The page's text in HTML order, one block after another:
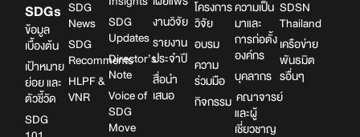
SDGs
ข้อมูล
เบื้องต้น
เป้าหมาย
ย่อย และ
ตัวชี้วัด
SDG
SDG
News
SDG
Recomments
HLPF &
VNR
SDG
Updates
Director’s
Note
Voice of
SDG
Move
งานวิจัย
รายงาน
ประจำปี
สื่อนำ
เสนอ
โครงการ
วิจัย
อบรม
ความ
ร่วมมือ
กิจกรรม
ความเป็น
มาและ
การก่อตั้ง
องค์กร
บุคลากร
คณาจารย์
และผู้
เชี่ยวชาญ
SDSN
Thailand
เครือข่าย
พันธมิต
รอื่นๆ